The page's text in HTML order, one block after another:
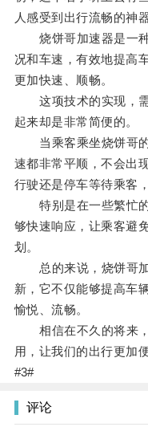
人感受到出行流畅的神器
烧饼哥加速器是一种
况和车速，有效地提高
更加快速、顺畅。
这项技术的实现，需
起来却是非常简便的。
当乘客乘坐烧饼哥的
速都非常平顺，不会出
行驶还是停车等待乘客
特别是在一些繁忙的
够快速响应，让乘客避
划。
总的来说，烧饼哥加
新，它不仅能够提高车
愉悦、流畅。
相信在不久的将来，
用，让我们的出行更加
#3#
评论